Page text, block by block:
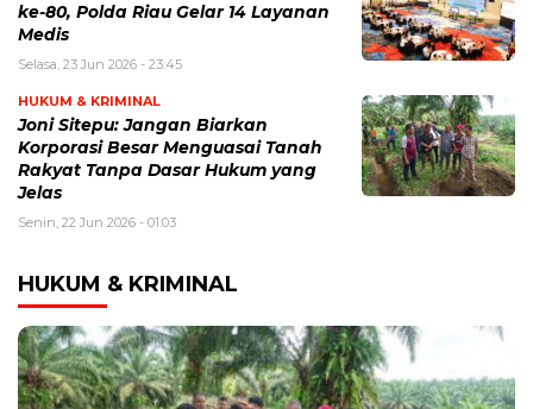
ke-80, Polda Riau Gelar 14 Layanan
Medis
Selasa, 23 Jun 2026 - 23:45
HUKUM & KRIMINAL
Joni Sitepu: Jangan Biarkan
Korporasi Besar Menguasai Tanah
Rakyat Tanpa Dasar Hukum yang
Jelas
Senin, 22 Jun 2026 - 01:03
HUKUM & KRIMINAL